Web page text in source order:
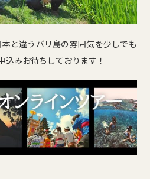
と違うバリ島の雰囲気を少しでも
みお待ちしております！